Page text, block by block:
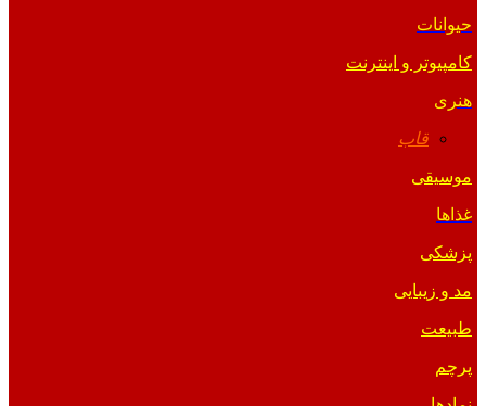
حیوانات
کامپیوتر و اینترنت
هنری
قاب
موسیقی
غذاها
پزشکی
مد و زیبایی
طبیعت
پرچم